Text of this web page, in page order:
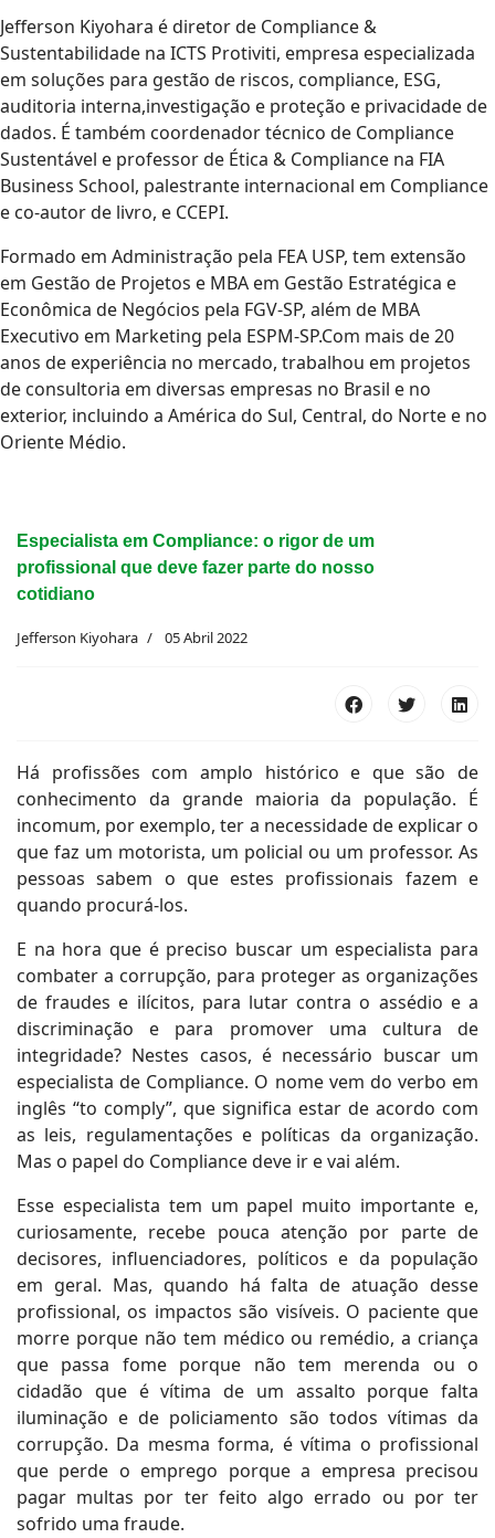
Jefferson Kiyohara é diretor de Compliance &
Sustentabilidade na ICTS Protiviti, empresa especializada
em soluções para gestão de riscos, compliance, ESG,
auditoria interna,investigação e proteção e privacidade de
dados. É também coordenador técnico de Compliance
Sustentável e professor de Ética & Compliance na FIA
Business School, palestrante internacional em Compliance
e co-autor de livro, e CCEPI.
Formado em Administração pela FEA USP, tem extensão
em Gestão de Projetos e MBA em Gestão Estratégica e
Econômica de Negócios pela FGV-SP, além de MBA
Executivo em Marketing pela ESPM-SP.Com mais de 20
anos de experiência no mercado, trabalhou em projetos
de consultoria em diversas empresas no Brasil e no
exterior, incluindo a América do Sul, Central, do Norte e no
Oriente Médio.
Especialista em Compliance: o rigor de um
profissional que deve fazer parte do nosso
cotidiano
Jefferson Kiyohara 05 Abril 2022
Há profissões com amplo histórico e que são de
conhecimento da grande maioria da população. É
incomum, por exemplo, ter a necessidade de explicar o
que faz um motorista, um policial ou um professor. As
pessoas sabem o que estes profissionais fazem e
quando procurá-los.
E na hora que é preciso buscar um especialista para
combater a corrupção, para proteger as organizações
de fraudes e ilícitos, para lutar contra o assédio e a
discriminação e para promover uma cultura de
integridade? Nestes casos, é necessário buscar um
especialista de Compliance. O nome vem do verbo em
inglês “to comply”, que significa estar de acordo com
as leis, regulamentações e políticas da organização.
Mas o papel do Compliance deve ir e vai além.
Esse especialista tem um papel muito importante e,
curiosamente, recebe pouca atenção por parte de
decisores, influenciadores, políticos e da população
em geral. Mas, quando há falta de atuação desse
profissional, os impactos são visíveis. O paciente que
morre porque não tem médico ou remédio, a criança
que passa fome porque não tem merenda ou o
cidadão que é vítima de um assalto porque falta
iluminação e de policiamento são todos vítimas da
corrupção. Da mesma forma, é vítima o profissional
que perde o emprego porque a empresa precisou
pagar multas por ter feito algo errado ou por ter
sofrido uma fraude.